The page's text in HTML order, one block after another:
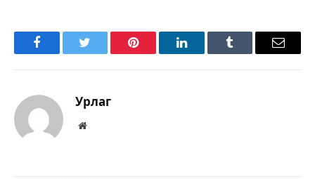
FacebookTwitter Pinterest LinkedInTumblr Имэйл
Урлаг
Вэбсайт